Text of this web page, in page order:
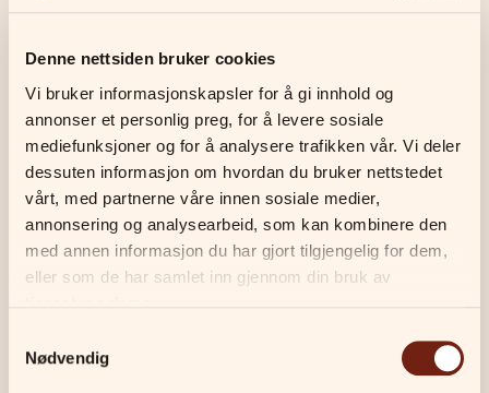
Denne nettsiden bruker cookies
Vi bruker informasjonskapsler for å gi innhold og
annonser et personlig preg, for å levere sosiale
mediefunksjoner og for å analysere trafikken vår. Vi deler
dessuten informasjon om hvordan du bruker nettstedet
vårt, med partnerne våre innen sosiale medier,
annonsering og analysearbeid, som kan kombinere den
med annen informasjon du har gjort tilgjengelig for dem,
eller som de har samlet inn gjennom din bruk av
Nødvendig
Lydighet
EGNE HUNDER
Arven, Jack Russell Terrier
Les mer
Ulla Henriksen
og har holdt det gående siden. Allsidig,
positiv og tydelig — instruerer alle våre